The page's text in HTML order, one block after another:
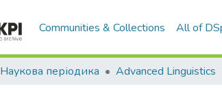
Communities & Collections All of
Наукова періодика Advanced Linguistics